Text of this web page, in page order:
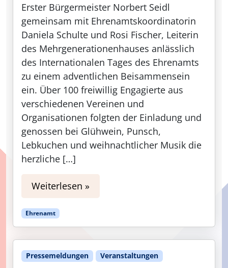
Erster Bürgermeister Norbert Seidl
gemeinsam mit Ehrenamtskoordinatorin
Daniela Schulte und Rosi Fischer, Leiterin
des Mehrgenerationenhauses anlässlich
des Internationalen Tages des Ehrenamts
zu einem adventlichen Beisammensein
ein. Über 100 freiwillig Engagierte aus
verschiedenen Vereinen und
Organisationen folgten der Einladung und
genossen bei Glühwein, Punsch,
Lebkuchen und weihnachtlicher Musik die
herzliche […]
Weiterlesen »
Ehrenamt
Pressemeldungen Veranstaltungen